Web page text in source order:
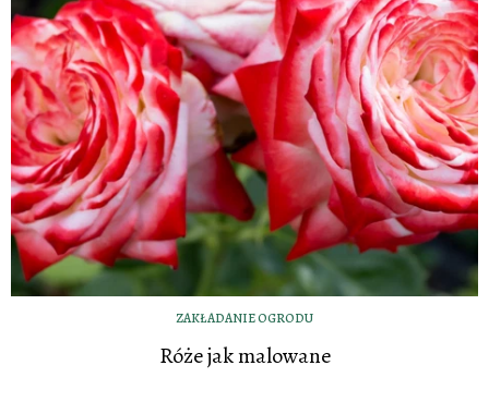
ZAKŁADANIE OGRODU
Róże jak malowane